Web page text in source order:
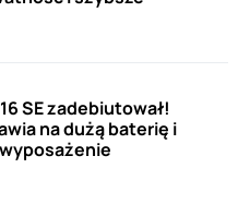
SE zadebiutował!
na dużą baterię i